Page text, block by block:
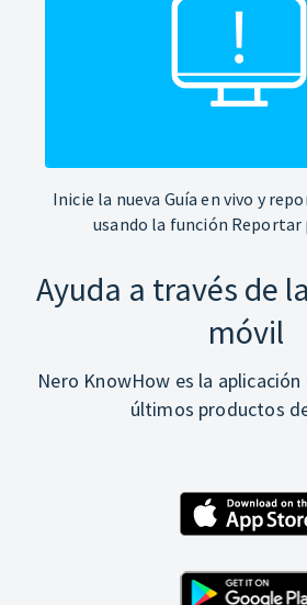
Inicie la nueva Guía en vivo y
usando la función
Ayuda a través de
móvil
Nero KnowHow es la
últimos productos